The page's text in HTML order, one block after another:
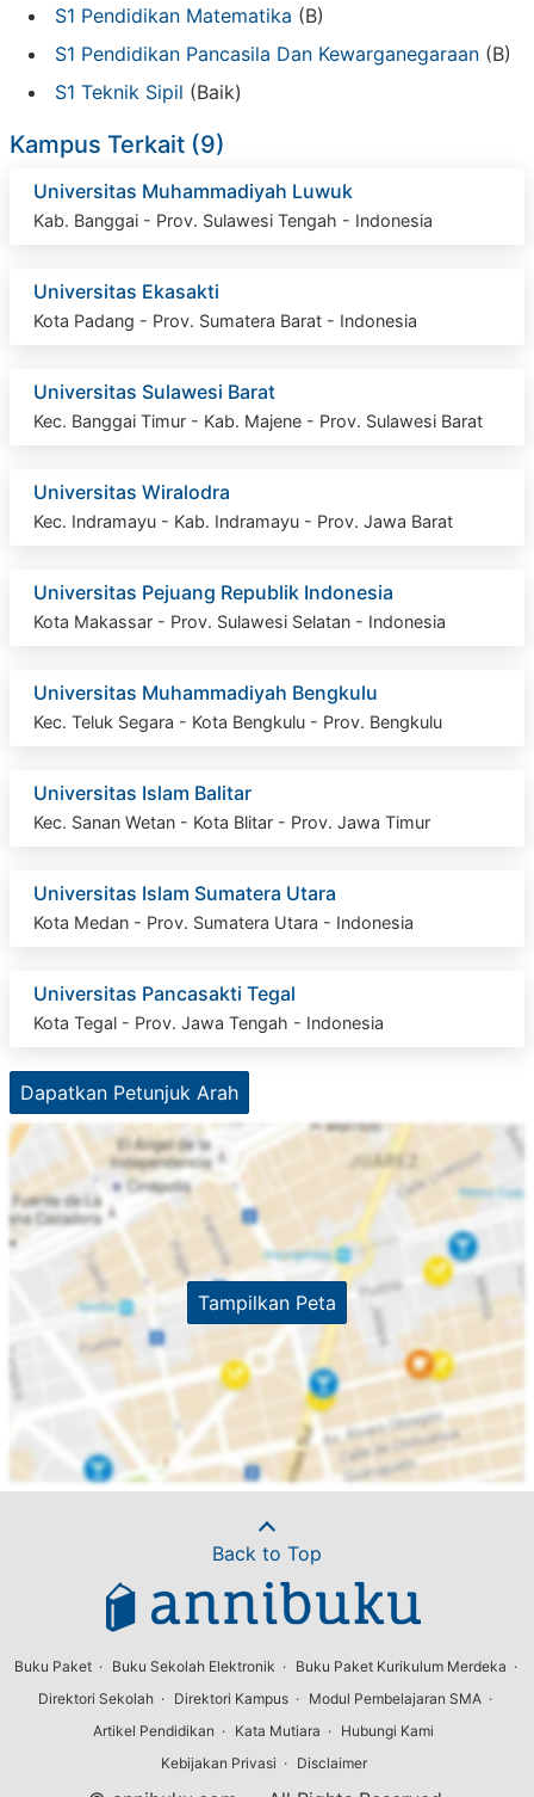
S1 Pendidikan Matematika (B)
S1 Pendidikan Pancasila Dan Kewarganegaraan (B)
S1 Teknik Sipil (Baik)
Kampus Terkait (9)
Universitas Muhammadiyah Luwuk
Kab. Banggai - Prov. Sulawesi Tengah - Indonesia
Universitas Ekasakti
Kota Padang - Prov. Sumatera Barat - Indonesia
Universitas Sulawesi Barat
Kec. Banggai Timur - Kab. Majene - Prov. Sulawesi Barat
Universitas Wiralodra
Kec. Indramayu - Kab. Indramayu - Prov. Jawa Barat
Universitas Pejuang Republik Indonesia
Kota Makassar - Prov. Sulawesi Selatan - Indonesia
Universitas Muhammadiyah Bengkulu
Kec. Teluk Segara - Kota Bengkulu - Prov. Bengkulu
Universitas Islam Balitar
Kec. Sanan Wetan - Kota Blitar - Prov. Jawa Timur
Universitas Islam Sumatera Utara
Kota Medan - Prov. Sumatera Utara - Indonesia
Universitas Pancasakti Tegal
Kota Tegal - Prov. Jawa Tengah - Indonesia
Dapatkan Petunjuk Arah
Tampilkan Peta
Back to Top
Buku Paket Buku Sekolah Elektronik
Buku Paket Kurikulum Merdeka
Direktori Sekolah
Direktori Kampus
Modul Pembelajaran SMA
Artikel Pendidikan
Kata Mutiara
Hubungi Kami
Kebijakan Privasi
Disclaimer